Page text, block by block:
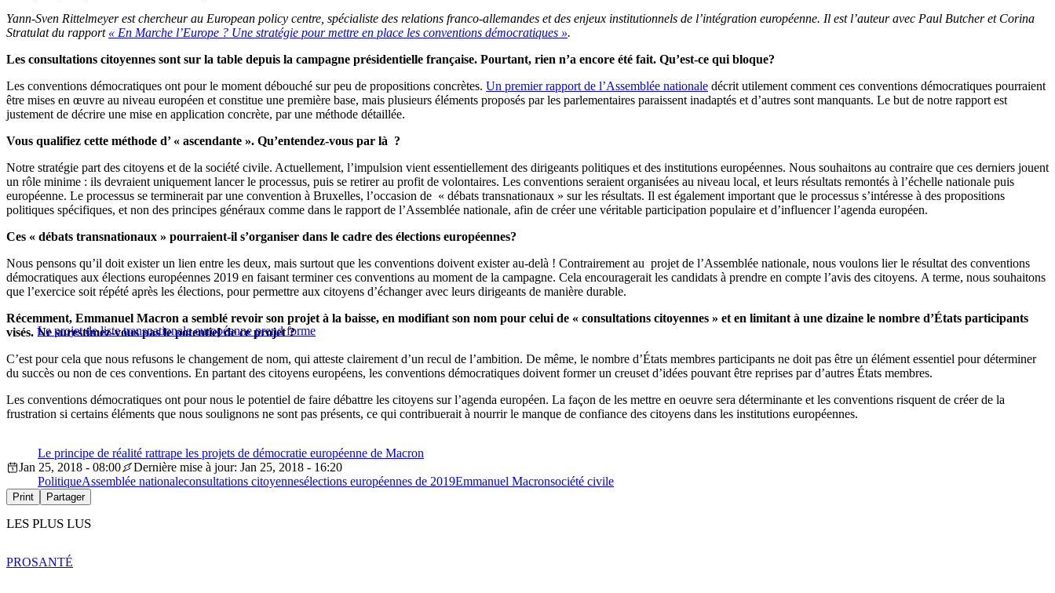
Yann-Sven Rittelmeyer est chercheur au European policy centre, spécialiste des relations franco-allemandes et des enjeux institutionnels de l’intégration européenne. Il est l’auteur avec Paul Butcher et Corina
Stratulat du rapport « En Marche l’Europe ? Une stratégie pour mettre en place les conventions démocratiques ».
Les consultations citoyennes sont sur la table depuis la campagne présidentielle française. Pourtant, rien n’a encore été fait. Qu’est-ce qui bloque?
Les conventions démocratiques ont pour le moment débouché sur peu de propositions concrètes. Un premier rapport de l’Assemblée nationale décrit utilement comment ces conventions démocratiques pourraient
être mises en œuvre au niveau européen et constitue une première base, mais plusieurs éléments proposés par les parlementaires paraissent inadaptés et d’autres sont manquants. Le but de notre rapport est
justement de décrire une mise en application concrète, par une méthode détaillée.
Vous qualifiez cette méthode d’ « ascendante ». Qu’entendez-vous par là ?
Notre stratégie part des citoyens et de la société civile. Actuellement, l’impulsion vient essentiellement des dirigeants politiques et des institutions européennes. Nous souhaitons au contraire que ces derniers jouent
un rôle minime : ils devraient uniquement lancer le processus, puis se retirer au profit de volontaires. Les conventions seraient organisées au niveau local, et leurs résultats remontés à l’échelle nationale puis
européenne. Le processus se terminerait par une convention à Bruxelles, l’occasion de « débats transnationaux » sur les résultats. Il est également important que le processus s’intéresse à des propositions
politiques spécifiques, et non des principes généraux comme dans le rapport de l’Assemblée nationale, afin de créer une véritable participation populaire et d’influencer l’agenda européen.
Ces « débats transnationaux » pourraient-il s’organiser dans le cadre des élections européennes?
Nous pensons qu’il doit exister un lien entre les deux, mais surtout que les conventions doivent exister au-delà ! Contrairement au projet de l’Assemblée nationale, nous voulons lier le résultat des conventions
démocratiques aux élections européennes 2019 en faisant terminer ces conventions au moment de la campagne. Cela encouragerait les candidats à prendre en compte l’avis des citoyens. A terme, nous souhaitons
que l’exercice soit répété après les élections, pour permettre aux citoyens d’échanger avec leurs dirigeants de manière durable.
Le projet de liste transnationale européenne prend forme
Récemment, Emmanuel Macron a semblé revoir son projet à la baisse, en modifiant son nom pour celui de « consultations citoyennes » et en limitant à une dizaine le nombre d’États participants
visés. Ne surestimez-vous pas le potentiel de ce projet ?
C’est pour cela que nous refusons le changement de nom, qui atteste clairement d’un recul de l’ambition. De même, le nombre d’États membres participants ne doit pas être un élément essentiel pour déterminer
du succès ou non de ces conventions. En partant des citoyens européens, les conventions démocratiques doivent former un creuset d’idées pouvant être reprises par d’autres États membres.
Les conventions démocratiques ont pour nous le potentiel de faire débattre les citoyens sur l’agenda européen. La façon de les mettre en oeuvre sera déterminante et les conventions risquent de créer de la
frustration si certains éléments que nous soulignons ne sont pas présents, ce qui contribuerait à nourrir le manque de confiance des citoyens dans les institutions européennes.
Le principe de réalité rattrape les projets de démocratie européenne de Macron
Jan 25, 2018 - 08:00
Dernière mise à jour: Jan 25, 2018 - 16:20
PolitiqueAssemblée nationaleconsultations citoyennesélections européennes de 2019Emmanuel Macronsociété civile
Print Partager
LES PLUS LUS
PROSANTÉ